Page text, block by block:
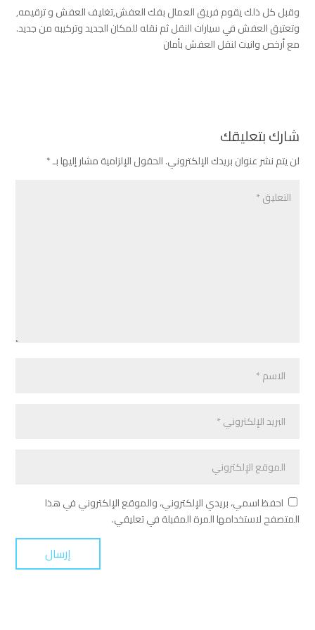
وقبل كل ذلك يقوم فريق العمال بفك العفش,تغليف العفش و ترقيمه,
وتعتيق العفش في سيارات النقل ثم نقله للمكان الجديد وتركيبه من جديد.
مع أرخص وانيت لنقل العفش بأمان
شارك بتعليقك
لن يتم نشر عنوان بريدك الإلكتروني.الحقول الإلزامية مشار إليها بـ*
احفظ اسمي، بريدي الإلكتروني، والموقع الإلكتروني في هذا
المتصفح لاستخدامها المرة المقبلة في تعليقي.